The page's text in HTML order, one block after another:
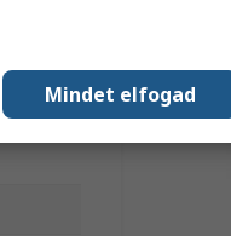
Mindet elfogad